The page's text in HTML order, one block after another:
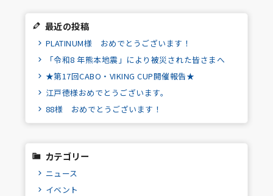
最近の投稿
PLATINUM様 おめでとうございます！
「令和8 年熊本地震」により被災された皆さまへ
★第17回CABO・VIKING CUP開催報告★
江戸徳様おめでとうございます。
88様 おめでとうございます！
カテゴリー
ニュース
イベント